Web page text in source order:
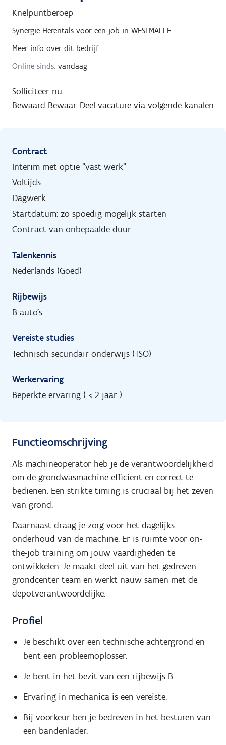
Knelpuntberoep
Synergie Herentals voor een job in WESTMALLE
Meer info over dit bedrijf
Online sinds: vandaag
Solliciteer nu
Bewaard Bewaar Deel vacature via volgende kanalen
Contract
Interim met optie "vast werk"
Voltijds
Dagwerk
Startdatum: zo spoedig mogelijk starten
Contract van onbepaalde duur
Talenkennis
Nederlands (Goed)
Rijbewijs
B auto's
Vereiste studies
Technisch secundair onderwijs (TSO)
Werkervaring
Beperkte ervaring ( < 2 jaar )
Functieomschrijving
Als machineoperator heb je de verantwoordelijkheid
om de grondwasmachine efficiënt en correct te
bedienen. Een strikte timing is cruciaal bij het zeven
van grond.
Daarnaast draag je zorg voor het dagelijks
onderhoud van de machine. Er is ruimte voor on-
the-job training om jouw vaardigheden te
ontwikkelen. Je maakt deel uit van het gedreven
grondcenter team en werkt nauw samen met de
depotverantwoordelijke.
Profiel
Je beschikt over een technische achtergrond en
bent een probleemoplosser.
Je bent in het bezit van een rijbewijs B
Ervaring in mechanica is een vereiste.
Bij voorkeur ben je bedreven in het besturen van
een bandenlader.